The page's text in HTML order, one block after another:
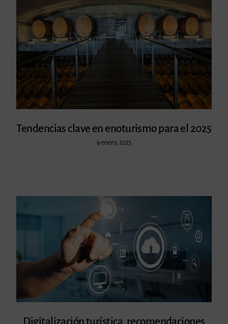
Tendencias clave en enoturismo para el 2025
9 enero, 2025